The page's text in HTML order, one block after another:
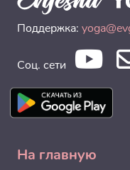
Поддержка:
Соц. сети
На главную